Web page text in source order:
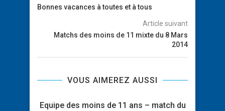
Bonnes vacances à toutes et à tous
Article suivant
Matchs des moins de 11 mixte du 8 Mars
2014
VOUS AIMEREZ AUSSI
Equipe des moins de 11 ans – match du